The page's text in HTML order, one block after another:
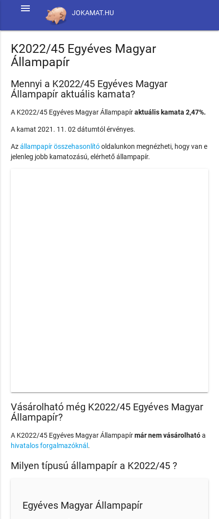
JOKAMAT.HU
menu
K2022/45 Egyéves Magyar
Állampapír
Mennyi a K2022/45 Egyéves Magyar
Állampapír aktuális kamata?
A K2022/45 Egyéves Magyar Állampapíraktuális kamata 2,47%.
A kamat 2021. 11. 02 dátumtól érvényes.
Azállampapír összehasonlítóoldalunkon megnézheti, hogy van e
jelenleg jobb kamatozású, elérhető állampapír.
Vásárolható még K2022/45 Egyéves Magyar
Állampapír?
A K2022/45 Egyéves Magyar Állampapírmár nem vásárolhatóa
hivatalos forgalmazóknál .
Milyen típusú állampapír a K2022/45 ?
Egyéves Magyar Állampapír